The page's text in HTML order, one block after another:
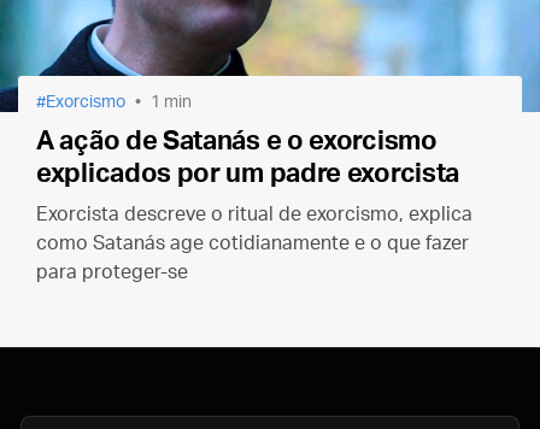
Exorcismo 1 min
A ação de Satanás e o exorcismo
explicados por um padre exorcista
Exorcista descreve o ritual de exorcismo, explica
como Satanás age cotidianamente e o que fazer
para proteger-se